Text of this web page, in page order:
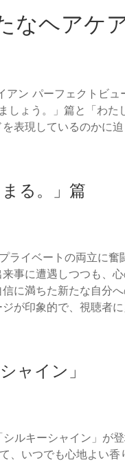
なヘアケ
ン パーフェクトビ
しょう。」篇と「わ
表現しているのかに迫
る。」篇
ライベートの両立に
事に遭遇しつつも、
に満ちた新たな自分
が印象的で、視聴者
ャイン」
ルキーシャイン」が
、いつでも心地よい